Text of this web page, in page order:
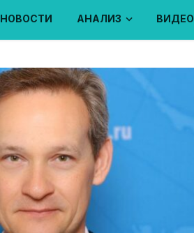
НОВОСТИ АНАЛИЗ ВИДЕО